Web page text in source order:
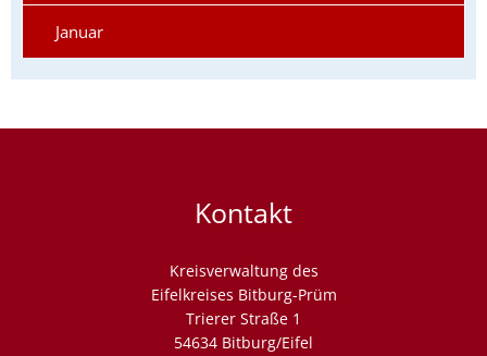
Januar
Kontakt
Kreisverwaltung des
Eifelkreises Bitburg-Prüm
Trierer Straße 1
54634 Bitburg/Eifel